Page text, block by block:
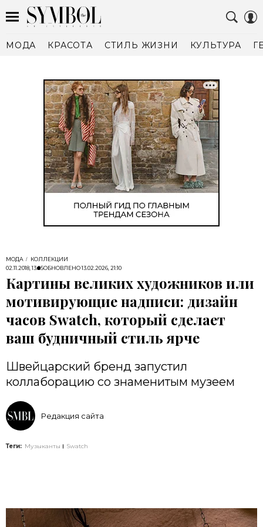
МОДА КРАСОТА СТИЛЬ ЖИЗНИ КУЛЬТУРА
МОДА
КОЛЛЕКЦИИ
02.11.2018, 13:05ОБНОВЛЕНО13.02.2026, 21:10
Картины великих художников или
мотивирующие надписи: дизайн
часов Swatch, который сделает
ваш будничный стиль ярче
Швейцарский бренд запустил
коллаборацию со знаменитым музеем
Редакция сайта
Теги: Музыканты Swatch